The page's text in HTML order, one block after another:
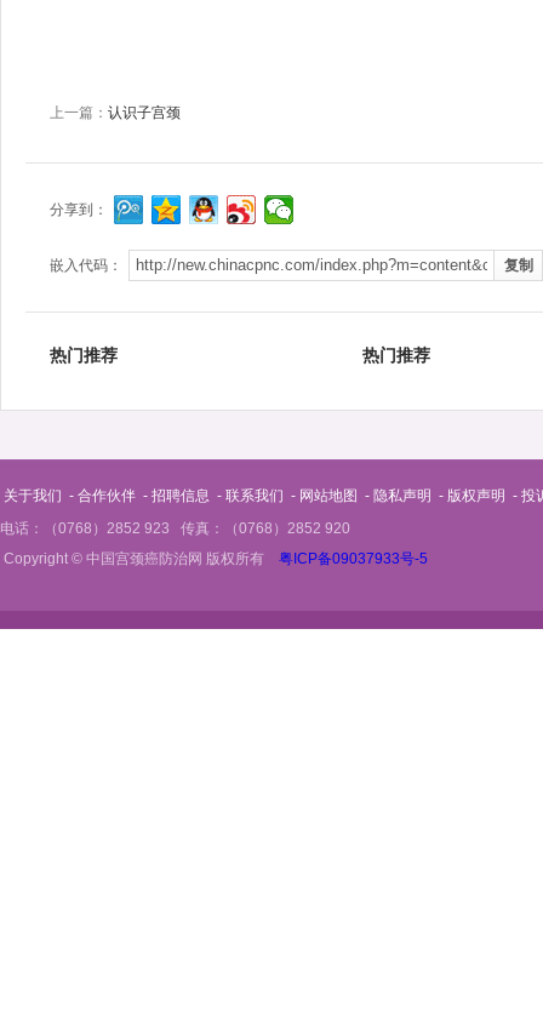
上一篇： 认识子宫颈
分享到：
嵌入代码：
热门推荐 热门推荐
关于我们 - 合作伙伴 - 招聘信息 - 联系我们 - 网站地图 - 隐私声明 - 版权声明 - 投
电话：（0768）2852 923 传真：（0768）2852 920
Copyright © 中国宫颈癌防治网 版权所有 粤ICP备09037933号-5